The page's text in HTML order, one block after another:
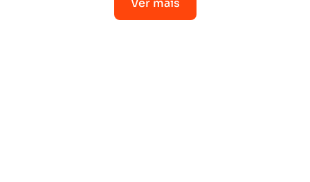
Ver mais